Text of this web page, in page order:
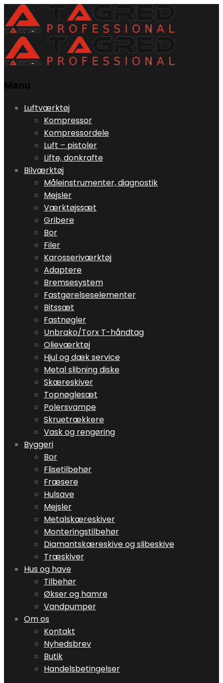
Menu
Skip
content
Luftværktøj
Kompressor
Kompressordele
Luft – pistoler
Lifte, donkrafte
Bilværktøj
Måleinstrumenter, diagnostik
Mejsler
Værktøjssæt
Gribere
Bor
Filer
Karosseriværktøj
Adaptere
Bremsesystem
Fastgørelseselementer
Bitssæt
Fastnøgler
Unbrako/Torx T-håndtag
Olieværktøj
Hjul og dæk service
Metal slibning diske
Skæreskiver
Topnøglesæt
Polersvampe
Skruetrækkere
Vask og rengøring
Byggeri
Bor
Flisetilbehør
Fræsere
Hulsave
Mejsler
Metalskæreskiver
Monteringstilbehør
Diamantskæreskive og slibeskive
Træskiver
Hus og have
Tilbehør
Økser og hamre
Vandpumper
Om os
Kontakt
Nyhedsbrev
Butik
Handelsbetingelser